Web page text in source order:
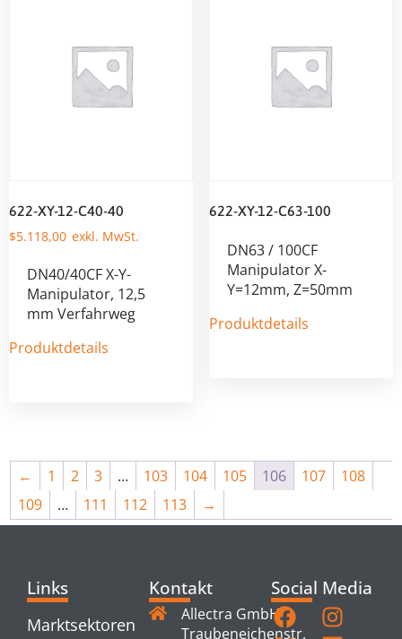
622-XY-12-C40-40
$5.118,00
DN40/40CF X-Y-
Manipulator, 12,5
mm Verfahrweg
Produktdetails
622-XY-12-C63-100
DN63 / 100CF
Manipulator X-
Y=12mm, Z=50mm
Produktdetails
← 1 2 3 … 103 104 105 106 107
108
109
… 111 112 113 →
Links
Marktsektoren
Kontakt
Allectra GmbH
Traubeneichenstr.
Social Media